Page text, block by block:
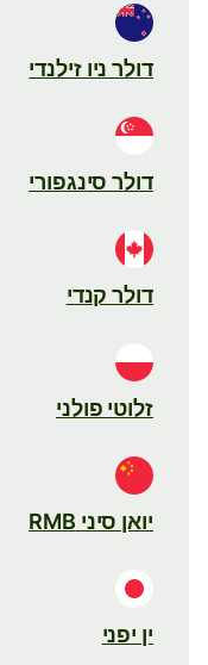
דולר ניו זילנדי
דולר סינגפורי
דולר קנדי
זלוטי פולני
יואן סיני RMB
ין יפני